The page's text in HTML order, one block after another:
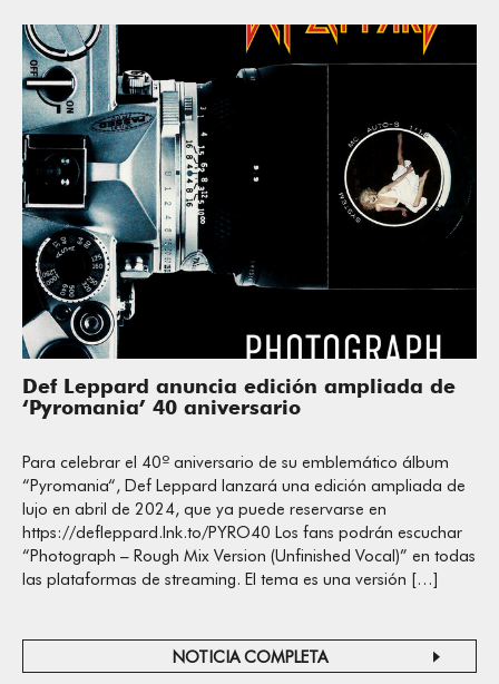
Def Leppard anuncia edición ampliada de
‘Pyromania’ 40 aniversario
Para celebrar el 40º aniversario de su emblemático álbum
“Pyromania“, Def Leppard lanzará una edición ampliada de
lujo en abril de 2024, que ya puede reservarse en
https://defleppard.lnk.to/PYRO40 Los fans podrán escuchar
“Photograph – Rough Mix Version (Unfinished Vocal)” en todas
las plataformas de streaming. El tema es una versión […]
NOTICIA COMPLETA